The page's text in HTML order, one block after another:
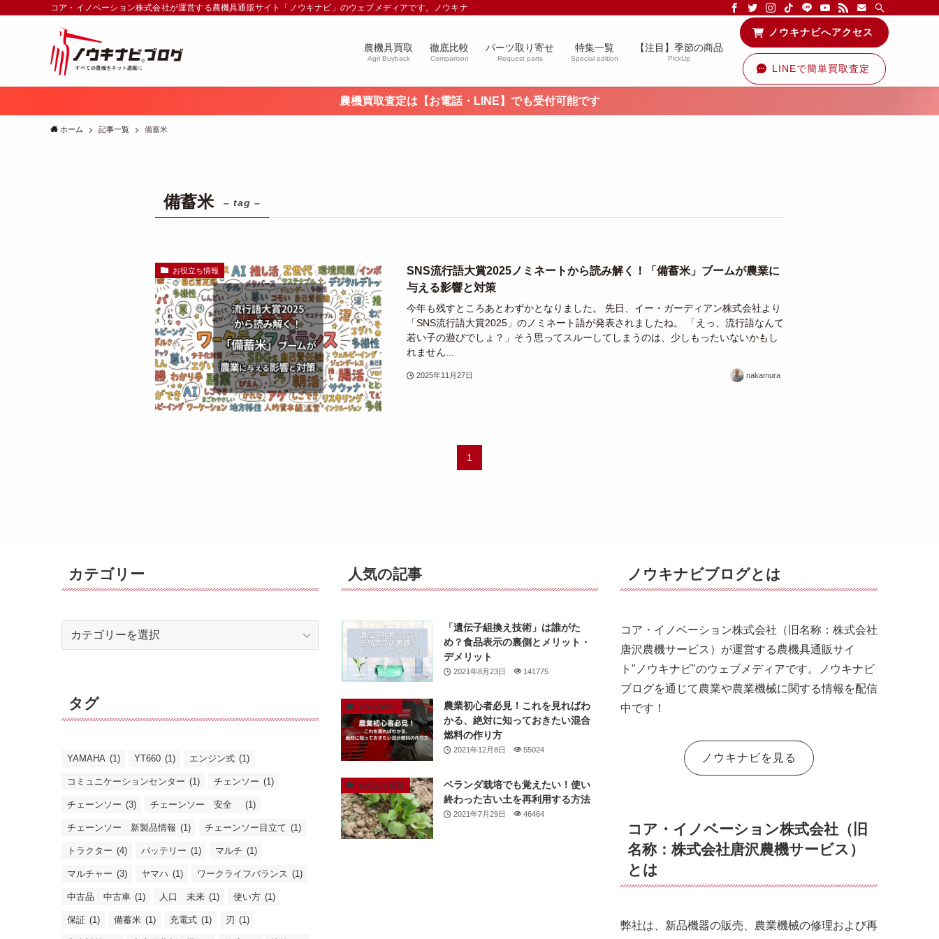
コア・イノベーション株式会社が運営する農機具通販サイト「ノウキナビ」のウェブメディアです。ノウキナビブログを通じて農業や農業機械に関する情報を配信中です！
農機具買取
Agri Buyback
徹底比較
Comparison
パーツ取り寄せ
Request parts
特集一覧
Special edition
【注目】季節の商品
PickUp
ノウキナビへアクセス
LINEで簡単買取査定
農機買取査定は【お電話・LINE】でも受付可能です
ホーム 記事一覧 備蓄米
備蓄米 – tag –
お役立ち情報
SNS流行語大賞2025ノミネートから読み解く！「備蓄米」ブームが農業に
与える影響と対策
今年も残すところあとわずかとなりました。 先日、イー・ガーディアン株式会社より
「SNS流行語大賞2025」のノミネート語が発表されましたね。 「えっ、流行語なんて
若い子の遊びでしょ？」そう思ってスルーしてしまうのは、少しもったいないかもし
れません...
2025年11月27日 nakamura
1
カテゴリー
テ
ータグ
YAMAHA (1) YT660 (1) エンジン式 (1)
コミュニケーションセンター (1) チェンソー (1)
チェーンソー (3) チェーンソー 安全 (1)
チェーンソー 新製品情報 (1) チェーンソー目立て (1)
トラクター (4) バッテリー (1) マルチ (1)
マルチャー (3) ヤマハ (1) ワークライフバランス (1)
中古品 中古車 (1) 人口 未来 (1) 使い方 (1)
保証 (1) 備蓄米 (1) 充電式 (1) 刃 (1)
人気の記事
「遺伝子組換え技術」は誰がた
め？食品表示の裏側とメリット・
デメリット
2021年8月23日 141775
お勧め商品
農業初心者必見！これを見ればわ
かる、絶対に知っておきたい混合
燃料の作り方
2021年12月8日 55024
お役立ち情報
ベランダ栽培でも覚えたい！使い
終わった古い土を再利用する方法
2021年7月29日 46464
ノウキナビブログとは
コア・イノベーション株式会社（旧名称：株式会社
唐沢農機サービス）が運営する農機具通販サイ
ト"ノウキナビ"のウェブメディアです。ノウキナビ
ブログを通じて農業や農業機械に関する情報を配信
中です！
ノウキナビを見る
コア・イノベーション株式会社（旧
名称：株式会社唐沢農機サービス）
とは
弊社は、新品機器の販売、農業機械の修理および再